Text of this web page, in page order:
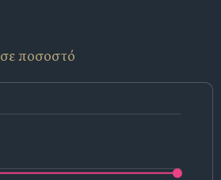
σε ποσοστό